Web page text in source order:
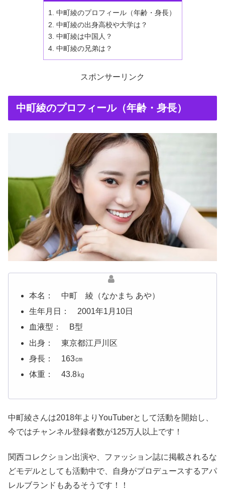
中町綾のプロフィール（年齢・身長）
中町綾の出身高校や大学は？
中町綾は中国人？
中町綾の兄弟は？
スポンサーリンク
中町綾のプロフィール（年齢・身長）
本名： 中町 綾（なかまち あや）
生年月日： 2001年1月10日
血液型： B型
出身： 東京都江戸川区
身長： 163㎝
体重： 43.8㎏
中町綾さんは2018年よりYouTuberとして活動を開始し、
今ではチャンネル登録者数が125万人以上です！
関西コレクション出演や、ファッション誌に掲載されるな
どモデルとしても活動中で、自身がプロデュースするアパ
レルブランドもあるそうです！！